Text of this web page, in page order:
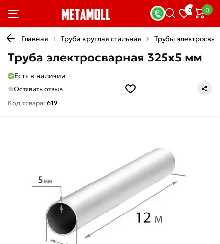
0 0
Главная Труба круглая стальная Трубы
Труба электросварная 325х5 мм
Есть в наличии
Оставить отзыв
Код товара: 619